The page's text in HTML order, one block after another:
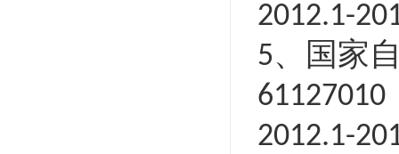
2012.1-
5、国家
61127010
2012.1-